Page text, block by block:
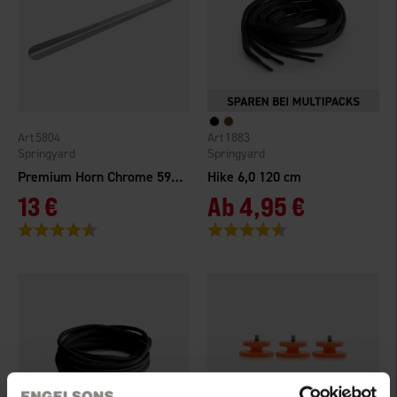
Premium Horn Chrome 59 cm
Springyard
5804
13 €
Bewertung:
Hike 6,0 120 cm
Springyard
1883
Ab4,95 €
Bewertung: